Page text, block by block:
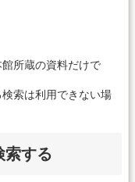
所蔵の資料だけで
索は利用できない場
索する